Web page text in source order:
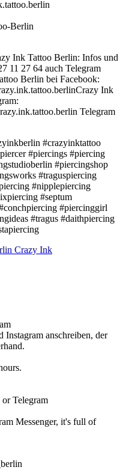
Berlin
Ink Tattoo Berlin: Infos und
11 27 64 auch Telegram
Berlin bei Facebook:
Ink
Telegram
#crazyinktattoo
#piercings #piercing
#piercingshop
#traguspiercing
#nipplepiercing
#septum
#piercinggirl
#tragus #daithpiercing
Instagram anschreiben, der
Telegram
Messenger, it's full of